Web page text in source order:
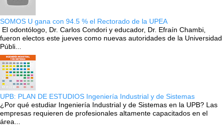
SOMOS U gana con 94.5 % el Rectorado de la UPEA
El odontólogo, Dr. Carlos Condori y educador, Dr. Efraín Chambi,
fueron electos este jueves como nuevas autoridades de la Universidad
Públi...
UPB: PLAN DE ESTUDIOS Ingeniería Industrial y de Sistemas
¿Por qué estudiar Ingeniería Industrial y de Sistemas en la UPB? Las
empresas requieren de profesionales altamente capacitados en el
área...